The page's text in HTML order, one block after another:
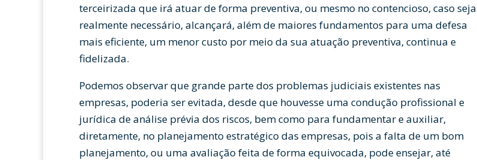
terceirizada que irá atuar de forma preventiva, ou mesmo no contencioso, caso seja
realmente necessário, alcançará, além de maiores fundamentos para uma defesa
mais eficiente, um menor custo por meio da sua atuação preventiva, continua e
fidelizada.
Podemos observar que grande parte dos problemas judiciais existentes nas
empresas, poderia ser evitada, desde que houvesse uma condução profissional e
jurídica de análise prévia dos riscos, bem como para fundamentar e auxiliar,
diretamente, no planejamento estratégico das empresas, pois a falta de um bom
planejamento, ou uma avaliação feita de forma equivocada, pode ensejar, até